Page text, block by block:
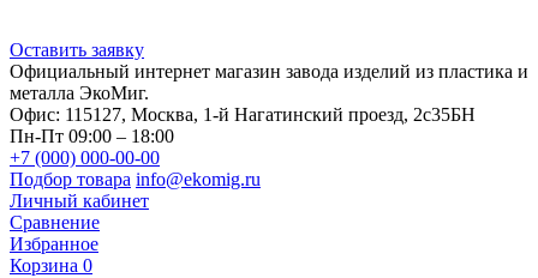
Оставить заявку
Официальный интернет магазин завода изделий из пластика и
металла ЭкоМиг.
Офис: 115127, Москва, 1-й Нагатинский проезд, 2с35БН
Пн-Пт 09:00 – 18:00
+7 (000) 000-00-00
Подбор товара info@ekomig.ru
Личный кабинет
Сравнение
Избранное
Корзина 0